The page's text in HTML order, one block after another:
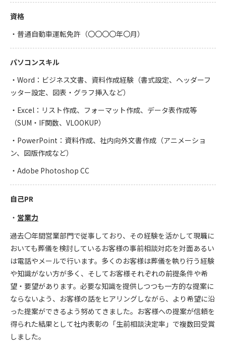
資格
・普通自動車運転免許（〇〇〇〇年〇月）
パソコンスキル
・Word：ビジネス文書、資料作成経験（書式設定、ヘッダーフ
ッター設定、図表・グラフ挿入など）
・Excel：リスト作成、フォーマット作成、データ表作成等
（SUM・IF関数、VLOOKUP）
・PowerPoint：資料作成、社内向外文書作成（アニメーショ
ン、図版作成など）
・Adobe Photoshop CC
自己PR
営業力
過去〇年間営業部門で従事しており、その経験を活かして現職に
おいても葬儀を検討しているお客様の事前相談対応を対面あるい
は電話やメールで行います。多くのお客様は葬儀を執り行う経験
や知識がない方が多く、そしてお客様それぞれの前提条件や希
望・要望があります。必要な知識を提供しつつも一方的な提案に
ならないよう、お客様の話をヒアリングしながら、より希望に沿
った提案ができるよう努めてきました。お客様への提案が信頼を
得られた結果として社内表彰の「生前相談決定率」で複数回受賞
しました。